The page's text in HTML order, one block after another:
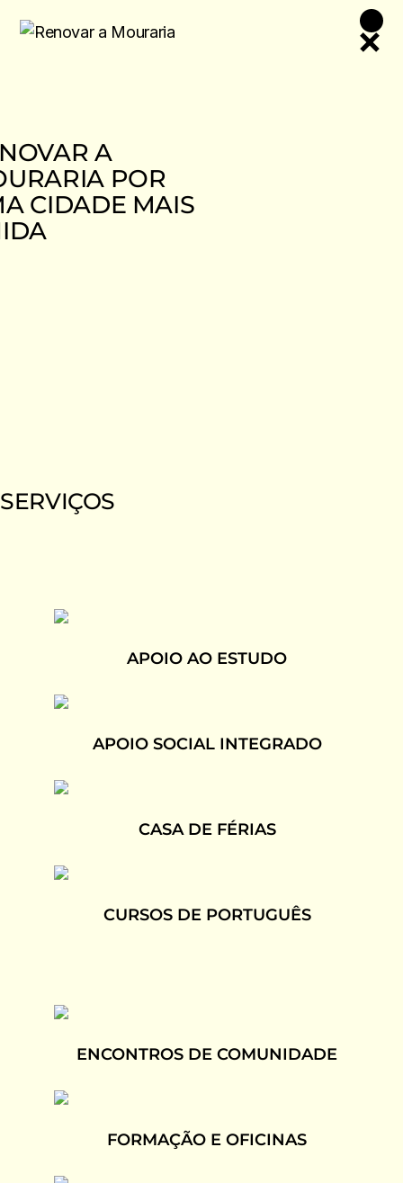
the
A
POR
CIDADE MAIS
SERVIÇOS
APOIO AO ESTUDO
APOIO SOCIAL INTEGRADO
CASA DE FÉRIAS
CURSOS DE PORTUGUÊS
ENCONTROS DE COMUNIDADE
FORMAÇÃO E OFICINAS